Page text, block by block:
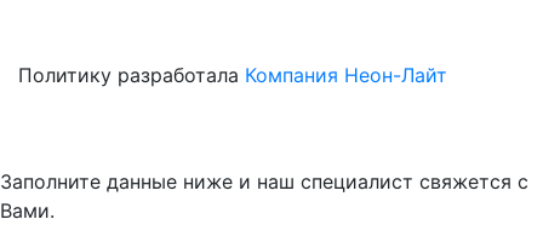
Политику разработала Компания Неон-Лайт
Заполните данные ниже и наш специалист свяжется с
Вами.